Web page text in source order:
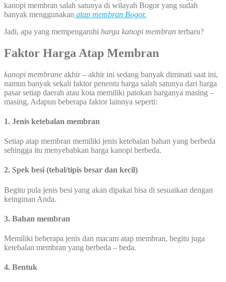
kanopi membran salah satunya di wilayah Bogor yang sudah
banyak menggunakan atap membran Bogor.
Jadi, apa yang mempengaruhi harga kanopi membran terbaru?
Faktor Harga Atap Membran
kanopi membrane akhir – akhir ini sedang banyak diminati saat ini,
namun banyak sekali faktor penentu harga salah satunya dari harga
pasar setiap daerah atau kota memiliki patokan harganya masing –
masing, Adapun beberapa faktor lainnya seperti:
1. Jenis ketebalan membran
Setiap atap membran memiliki jenis ketebalan bahan yang berbeda
sehingga itu menyebabkan harga kanopi berbeda.
2. Spek besi (tebal/tipis besar dan kecil)
Begitu pula jenis besi yang akan dipakai bisa di sesuaikan dengan
keinginan Anda.
3. Bahan membran
Memiliki beberapa jenis dan macam atap membran, begitu juga
ketebalan membran yang berbeda – beda.
4. Bentuk